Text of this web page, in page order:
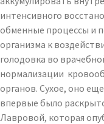
интенсивного
обменные процессы и
организма к
голодовка во
нормализации
органов. Сухое, оно
впервые было
Лавровой, которая